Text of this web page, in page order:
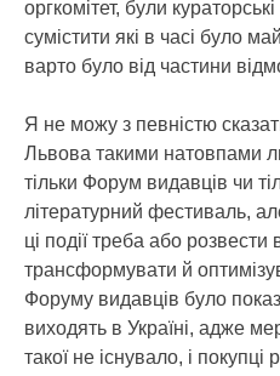
оргкомітет, були
сумістити які в часі було
варто було від частини
Я не можу з певністю
Львова такими натовпами
тільки Форум видавців чи
літературний фестиваль,
ці події треба або розвести
трансформувати й
Форуму видавців було
виходять в Україні, адже
такої не існувало, і покупці